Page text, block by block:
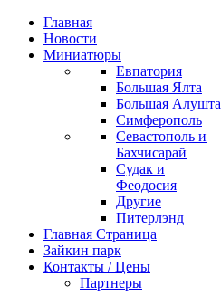
Главная
Новости
Миниатюры
Евпатория
Большая Ялта
Большая Алушта
Симферополь
Севастополь и
Бахчисарай
Судак и
Феодосия
Другие
Питерлэнд
Главная Страница
Зайкин парк
Контакты / Цены
Партнеры